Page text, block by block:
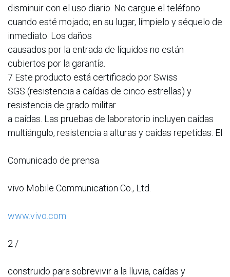
disminuir con el uso diario. No cargue el teléfono
cuando esté mojado; en su lugar, límpielo y séquelo de
inmediato. Los daños
causados por la entrada de líquidos no están
cubiertos por la garantía.
7 Este producto está certificado por Swiss
SGS (resistencia a caídas de cinco estrellas) y
resistencia de grado militar
a caídas. Las pruebas de laboratorio incluyen caídas
multiángulo, resistencia a alturas y caídas repetidas. El
Comunicado de prensa
vivo Mobile Communication Co., Ltd.
www.vivo.com
2 /
construido para sobrevivir a la lluvia, caídas y